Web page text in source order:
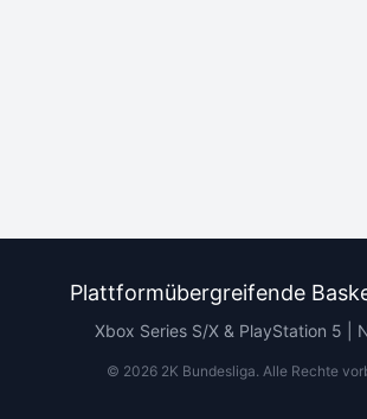
Plattformübergreifende
Xbox Series S/X & PlayStation 5 |
© 20262K Bundesliga. Alle Rechte